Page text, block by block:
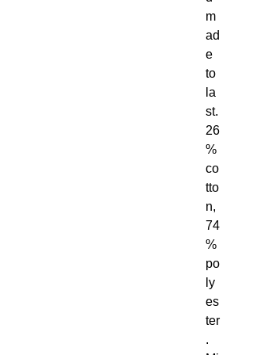
m
ad
e
to
la
st.
26
%
co
tto
n,
74
%
po
ly
es
ter
.